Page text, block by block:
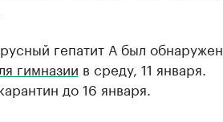
гепатит А был обнаружен
гимназии в среду, 11 января.
до 16 января.